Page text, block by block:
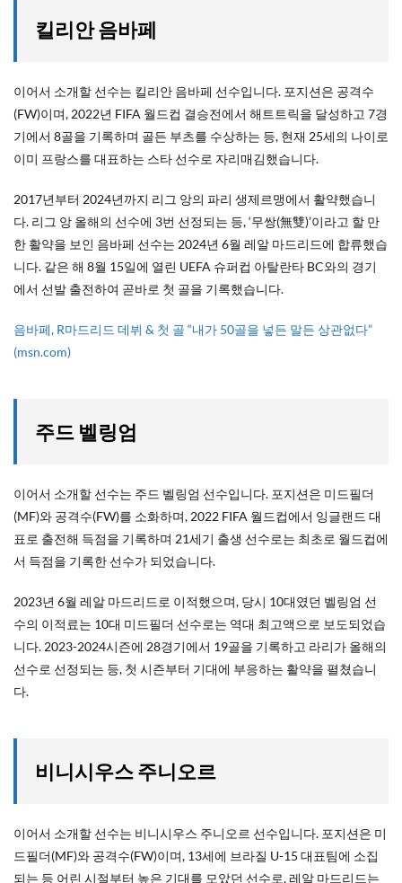
킬리안 음바페
이어서 소개할 선수는 킬리안 음바페 선수입니다. 포지션은 공격수
(FW)이며, 2022년 FIFA 월드컵 결승전에서 해트트릭을 달성하고 7경
기에서 8골을 기록하며 골든 부츠를 수상하는 등, 현재 25세의 나이로
이미 프랑스를 대표하는 스타 선수로 자리매김했습니다.
2017년부터 2024년까지 리그 앙의 파리 생제르맹에서 활약했습니
다. 리그 앙 올해의 선수에 3번 선정되는 등, ‘무쌍(無雙)’이라고 할 만
한 활약을 보인 음바페 선수는 2024년 6월 레알 마드리드에 합류했습
니다. 같은 해 8월 15일에 열린 UEFA 슈퍼컵 아탈란타 BC와의 경기
에서 선발 출전하여 곧바로 첫 골을 기록했습니다.
음바페, R마드리드 데뷔 & 첫 골 “내가 50골을 넣든 말든 상관없다”
(msn.com)
주드 벨링엄
이어서 소개할 선수는 주드 벨링엄 선수입니다. 포지션은 미드필더
(MF)와 공격수(FW)를 소화하며, 2022 FIFA 월드컵에서 잉글랜드 대
표로 출전해 득점을 기록하며 21세기 출생 선수로는 최초로 월드컵에
서 득점을 기록한 선수가 되었습니다.
2023년 6월 레알 마드리드로 이적했으며, 당시 10대였던 벨링엄 선
수의 이적료는 10대 미드필더 선수로는 역대 최고액으로 보도되었습
니다. 2023-2024시즌에 28경기에서 19골을 기록하고 라리가 올해의
선수로 선정되는 등, 첫 시즌부터 기대에 부응하는 활약을 펼쳤습니
다.
비니시우스 주니오르
이어서 소개할 선수는 비니시우스 주니오르 선수입니다. 포지션은 미
드필더(MF)와 공격수(FW)이며, 13세에 브라질 U-15 대표팀에 소집
되는 등 어린 시절부터 높은 기대를 모았던 선수로, 레알 마드리드는